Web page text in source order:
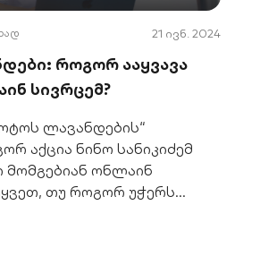
21 ივნ. 2024
როგორ ააყვავა
სივრცემ?
ლავანდების“
აქცია ნინო სანიკიძემ
მომგებიან ონლაინ
თუ როგორ უჭერს